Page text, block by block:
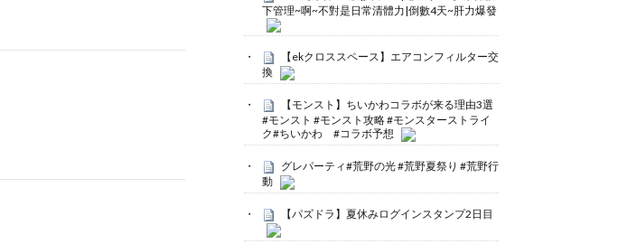
下管理~啊~不對是日常清體力|倒數4天~肝力爆發
【ekクロススペース】エアコンフィルター交
換
【モンスト】ちいかわコラボが来る理由3選
#モンスト #モンスト攻略 #モンスターストライ
ク#ちいかわ #コラボ予想
グレパーティ#荒野の光 #荒野夏祭り #荒野行
動
【パズドラ】夏休みログインスタンプ2日目